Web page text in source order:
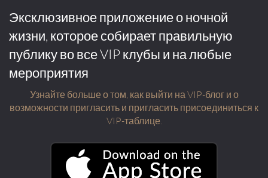
Эксклюзивное приложение о ночной
жизни, которое собирает правильную
публику во все VIP клубы и на любые
мероприятия
Узнайте больше о том, как выйти на VIP-блог и о
возможности пригласить и пригласить присоединиться к
VIP-таблице.